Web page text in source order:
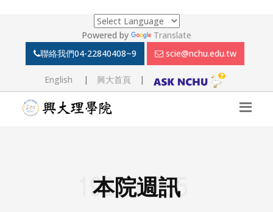
Powered by
Translate
聯絡我們04-22840408~9 scie@nchu.edu.tw
English | 興大首頁|
本院週訊